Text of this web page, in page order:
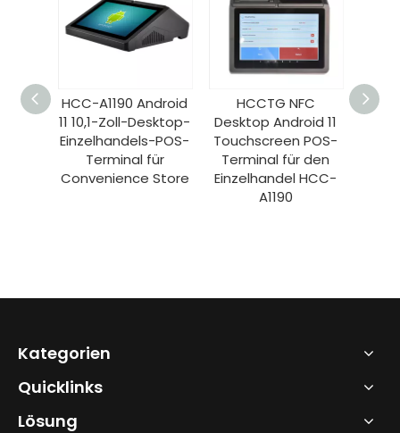
HCCTG NFC
Desktop Android 11
Touchscreen POS-
Terminal für den
Einzelhandel HCC-
HCCTG NFC
Desktop Android 11
Touchscreen POS-
Terminal für den
Einzelhandel HCC-
A1190
Kategorien
Quicklinks
Lösung